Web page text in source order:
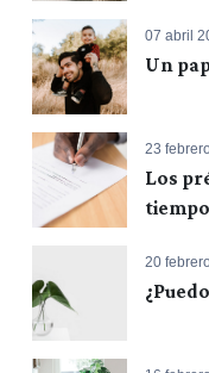
07 abril
Un
23
Los
20